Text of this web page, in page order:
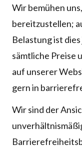
Wir bemühen
bereitzustellen;
Belastung ist
sämtliche Preise
auf unserer
gern in
Wir sind der